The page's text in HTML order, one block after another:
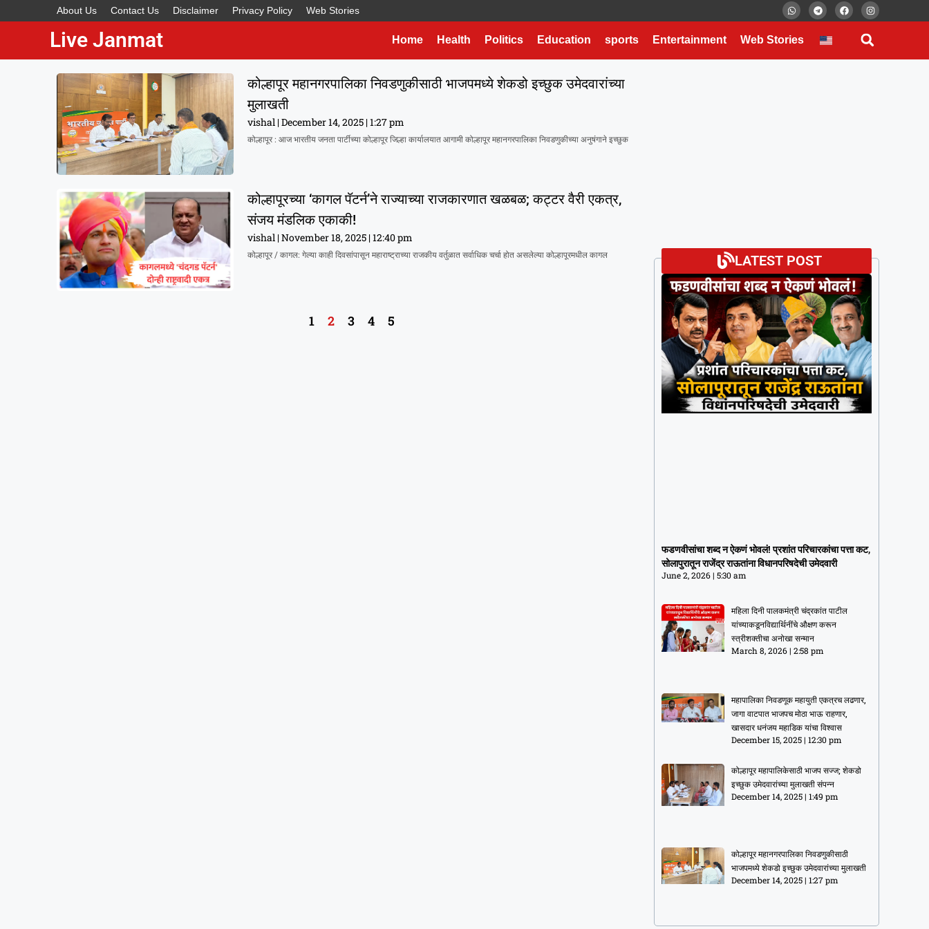
About Us Contact Us Disclaimer Privacy Policy Web Stories
Live Janmat Home Health Politics Education sports Entertainment Web Stories
कोल्हापूर महानगरपालिका निवडणुकीसाठी भाजपमध्ये शेकडो इच्छुक उमेदवारांच्या
मुलाखती
vishal December 14, 2025 1:27 pm
कोल्हापूर : आज भारतीय जनता पार्टीच्या कोल्हापूर जिल्हा कार्यालयात आगामी कोल्हापूर महानगरपालिका निवडणुकीच्या अनुषंगाने इच्छुक
कोल्हापूरच्या ‘कागल पॅटर्न’ने राज्याच्या राजकारणात खळबळ; कट्टर वैरी एकत्र,
संजय मंडलिक एकाकी!
vishal November 18, 2025 12:40 pm
कोल्हापूर / कागल: गेल्या काही दिवसांपासून महाराष्ट्राच्या राजकीय वर्तुळात सर्वाधिक चर्चा होत असलेल्या कोल्हापूरमधील कागल
1 2 3 4 5
LATEST POST
फडणवीसांचा शब्द न ऐकणं भोवलं! प्रशांत परिचारकांचा पत्ता कट,
सोलापुरातून राजेंद्र राऊतांना विधानपरिषदेची उमेदवारी
June 2, 2026 5:30 am
राऊतांना विधानपरिषदेची उमेदवारी
June 2, 20265:30 am
महिला दिनी पालकमंत्री चंद्रकांत पाटील
यांच्याकडूनविद्यार्थिनींचे औक्षण करून
स्त्रीशक्तीचा अनोखा सन्मान
March 8, 2026 2:58 pm
महापालिका निवडणूक महायुती एकत्रच लढणार,
जागा वाटपात भाजपच मोठा भाऊ राहणार,
खासदार धनंजय महाडिक यांचा विश्वास
December 15, 2025 12:30 pm
कोल्हापूर महापालिकेसाठी भाजप सज्ज; शेकडो
इच्छुक उमेदवारांच्या मुलाखती संपन्न
December 14, 2025 1:49 pm
कोल्हापूर महानगरपालिका निवडणुकीसाठी
भाजपमध्ये शेकडो इच्छुक उमेदवारांच्या मुलाखती
December 14, 2025 1:27 pm